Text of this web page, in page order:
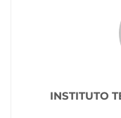
INSTITUTO